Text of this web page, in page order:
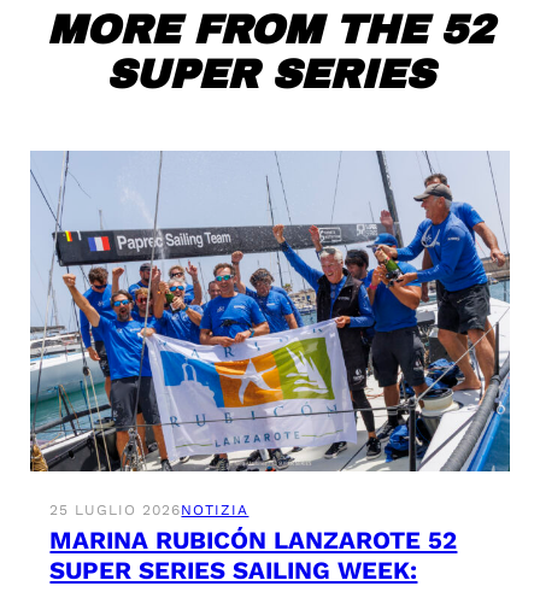
MORE FROM THE 52
SUPER SERIES
25 LUGLIO 2026NOTIZIA
MARINA RUBICÓN LANZAROTE 52
SUPER SERIES SAILING WEEK: